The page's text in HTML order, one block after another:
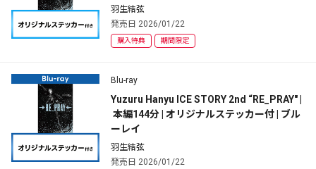
羽生結弦
発売日 2026/01/22
購入特典 期間限定
Blu-ray
Yuzuru Hanyu ICE STORY 2nd “RE_PRAY" |
本編144分 | オリジナルステッカー付 | ブル
ーレイ
羽生結弦
発売日 2026/01/22